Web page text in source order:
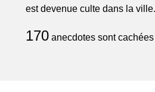
est devenue culte dans la ville.
170anecdotes sont cachées